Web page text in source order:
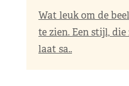
Wat leuk om de
te zien. Een stijl,
laat sa..